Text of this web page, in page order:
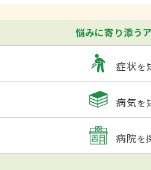
悩みに寄り添う
症状を
病気を
病院を